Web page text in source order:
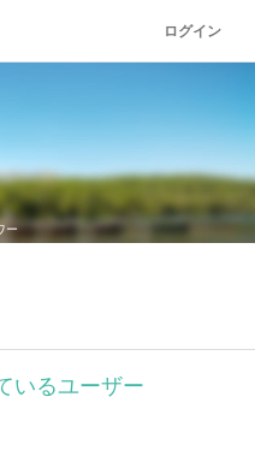
ログイン
ー
いるユーザー